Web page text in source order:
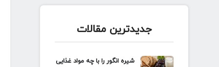
جدیدترین مقالات
شیره انگور را با چه مواد غذایی